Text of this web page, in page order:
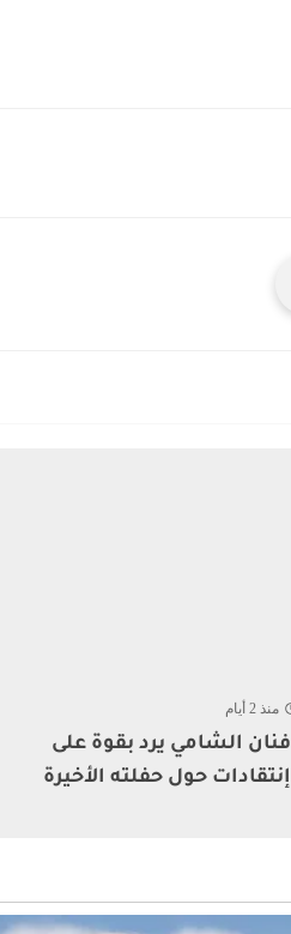
منذ 2 أيام
فنان الشامي يرد بقوة على
إنتقادات حول حفلته الأخيرة